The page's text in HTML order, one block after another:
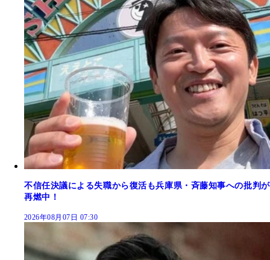
不信任決議による失職から復活も兵庫県・斉藤知事への批判が
再燃中！
2026年08月07日 07:30